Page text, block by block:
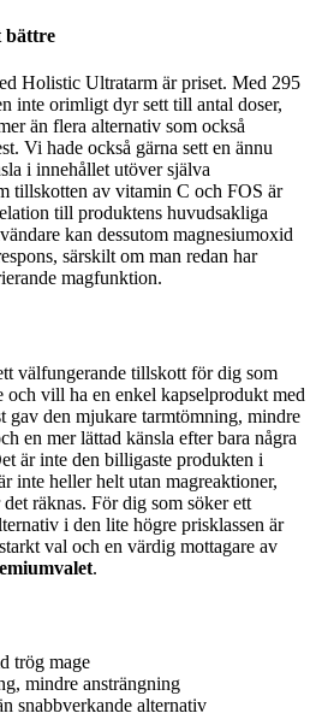
bättre
Holistic Ultratarm är priset. Med 295
inte orimligt dyr sett till antal doser,
än flera alternativ som också
Vi hade också gärna sett en ännu
i innehållet utöver själva
tillskotten av vitamin C och FOS är
till produktens huvudsakliga
kan dessutom magnesiumoxid
särskilt om man redan har
magfunktion.
välfungerande tillskott för dig som
och vill ha en enkel kapselprodukt med
gav den mjukare tarmtömning, mindre
en mer lättad känsla efter bara några
är inte den billigaste produkten i
inte heller helt utan magreaktioner,
räknas. För dig som söker ett
i den lite högre prisklassen är
val och en värdig mottagare av
.
trög mage
mindre ansträngning
snabbverkande alternativ